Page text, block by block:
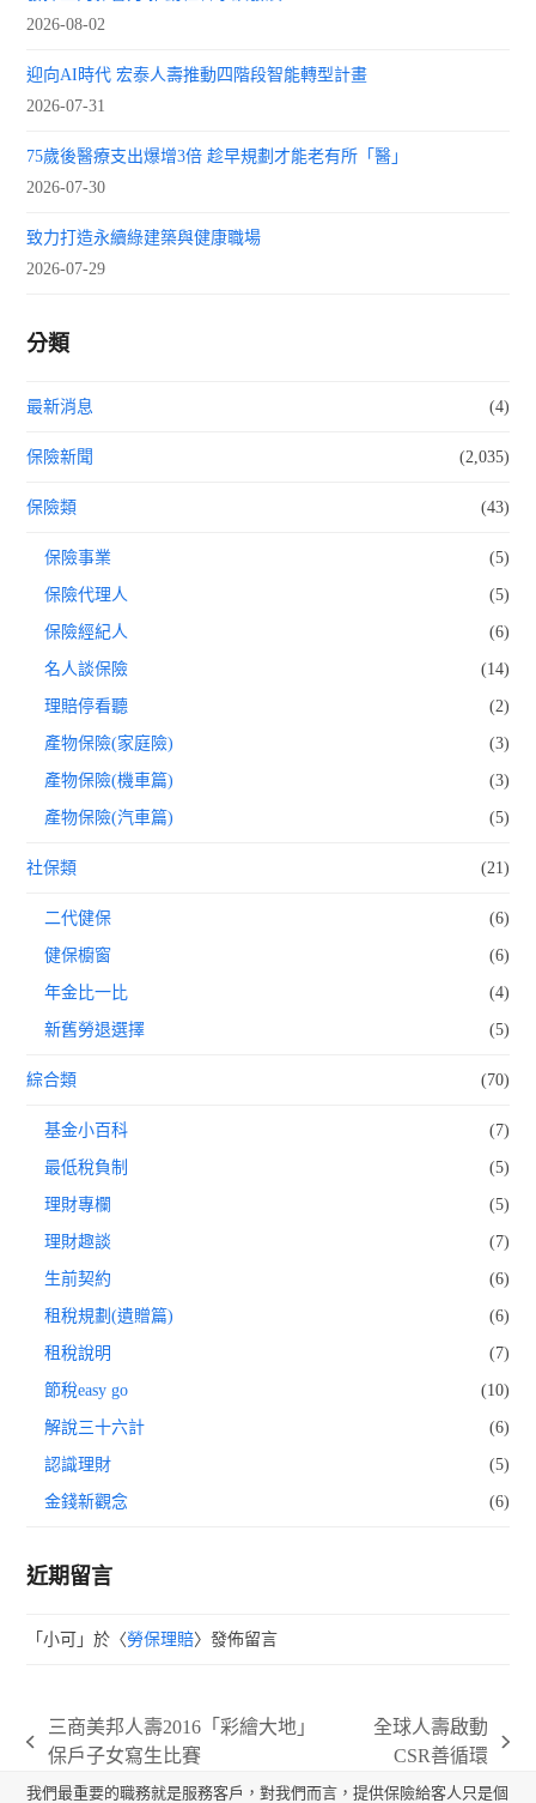
2026-08-02
迎向AI時代 宏泰人壽推動四階段智能轉型計畫
2026-07-31
75歲後醫療支出爆增3倍 趁早規劃才能老有所「醫」
2026-07-30
致力打造永續綠建築與健康職場
2026-07-29
分類
最新消息 (4)
保險新聞 (2,035)
保險類 (43)
保險事業 (5)
保險代理人 (5)
保險經紀人 (6)
名人談保險 (14)
理賠停看聽 (2)
產物保險(家庭險) (3)
產物保險(機車篇) (3)
產物保險(汽車篇) (5)
社保類 (21)
二代健保 (6)
健保櫥窗 (6)
年金比一比 (4)
新舊勞退選擇 (5)
綜合類 (70)
基金小百科 (7)
最低稅負制 (5)
理財專欄 (5)
理財趣談 (7)
生前契約 (6)
租稅規劃(遺贈篇) (6)
租稅說明 (7)
節稅easy go (10)
解說三十六計 (6)
認識理財 (5)
金錢新觀念 (6)
近期留言
「小可 」於〈勞保理賠〉發佈留言
previous
post:
三商美邦人壽2016「彩繪大地」
保戶子女寫生比賽
post:
全球人壽啟動
CSR善循環
我們最重要的職務就是服務客戶，對我們而言，提供保險給客人只是個